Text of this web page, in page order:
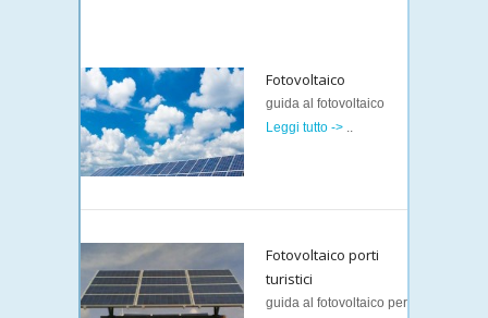
Fotovoltaico
guida al fotovoltaico
Leggi tutto -> ..
Fotovoltaico porti
turistici
guida al fotovoltaico per